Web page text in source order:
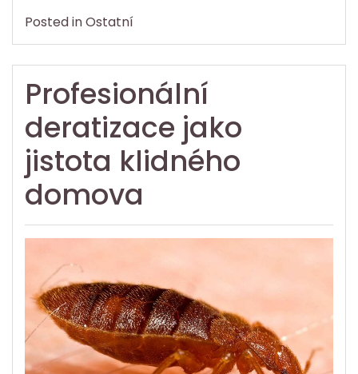
Posted inOstatní
Profesionální
deratizace jako
jistota klidného
domova